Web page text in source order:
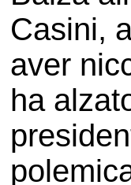
Casini,
aver
ha